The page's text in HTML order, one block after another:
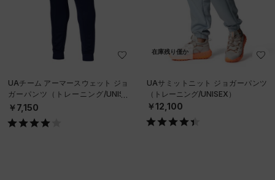
UAチーム アーマースウェット ジョ
ガーパンツ（トレーニング/UNISE
X）
￥7,150
在庫残り僅か
UAサミットニット ジョガーパンツ
（トレーニング/UNISEX）
￥12,100